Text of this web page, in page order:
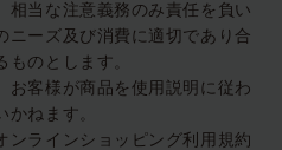
相当な注意義務のみ責任を負い
ニーズ及び消費に適切であり合
のとします。
お客様が商品を使用説明に従わ
ねます。
ンラインショッピング利用規約